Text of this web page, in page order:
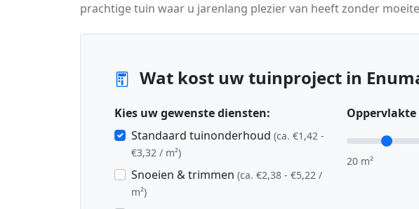
prachtige tuin waar u jarenlang plezier van heeft zonder
Wat kost uw tuinproject in
Kies uw gewenste diensten:
Standaard tuinonderhoud (ca. €1,42 -
€3,32 / m²)
Snoeien & trimmen (ca. €2,38 - €5,22 /
m²)
20 m²